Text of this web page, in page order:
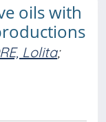
oils with
Lolita;